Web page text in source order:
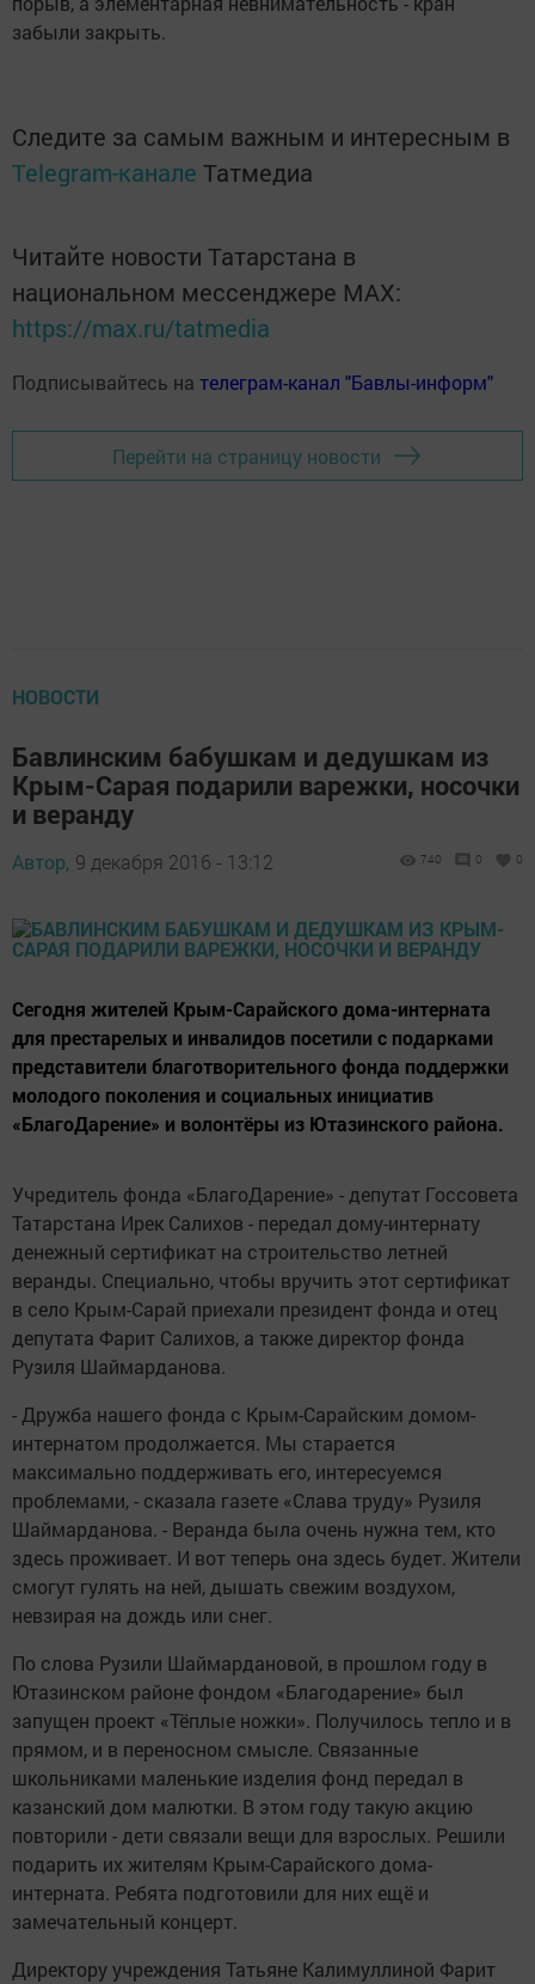
забыли закрыть.
Следите за самым важным и интересным в
Telegram-канале Татмедиа
Читайте новости Татарстана в
национальном мессенджере MАХ:
https://max.ru/tatmedia
Подписывайтесь на телеграм-канал "Бавлы-информ"
Перейти на страницу новости
НОВОСТИ
Бавлинским бабушкам и дедушкам из
Крым-Сарая подарили варежки, носочки
и веранду
Автор, 9 декабря 2016 - 13:12 740 0 0
Сегодня жителей Крым-Сарайского дома-интерната
для престарелых и инвалидов посетили с подарками
представители благотворительного фонда поддержки
молодого поколения и социальных инициатив
«БлагоДарение» и волонтёры из Ютазинского района.
Учредитель фонда «БлагоДарение» - депутат Госсовета
Татарстана Ирек Салихов - передал дому-интернату
денежный сертификат на строительство летней
веранды. Специально, чтобы вручить этот сертификат
в село Крым-Сарай приехали президент фонда и отец
депутата Фарит Салихов, а также директор фонда
Рузиля Шаймарданова.
- Дружба нашего фонда с Крым-Сарайским домом-
интернатом продолжается. Мы старается
максимально поддерживать его, интересуемся
проблемами, - сказала газете «Слава труду» Рузиля
Шаймарданова. - Веранда была очень нужна тем, кто
здесь проживает. И вот теперь она здесь будет. Жители
смогут гулять на ней, дышать свежим воздухом,
невзирая на дождь или снег.
По слова Рузили Шаймардановой, в прошлом году в
Ютазинском районе фондом «Благодарение» был
запущен проект «Тёплые ножки». Получилось тепло и в
прямом, и в переносном смысле. Связанные
школьниками маленькие изделия фонд передал в
казанский дом малютки. В этом году такую акцию
повторили - дети связали вещи для взрослых. Решили
подарить их жителям Крым-Сарайского дома-
интерната. Ребята подготовили для них ещё и
замечательный концерт.
Директору учреждения Татьяне Калимуллиной Фарит